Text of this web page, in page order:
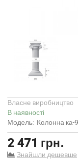
Власне виробництво
В наявності
Модель: Колонна ка-
2 471 грн.
Знайшли дешевше